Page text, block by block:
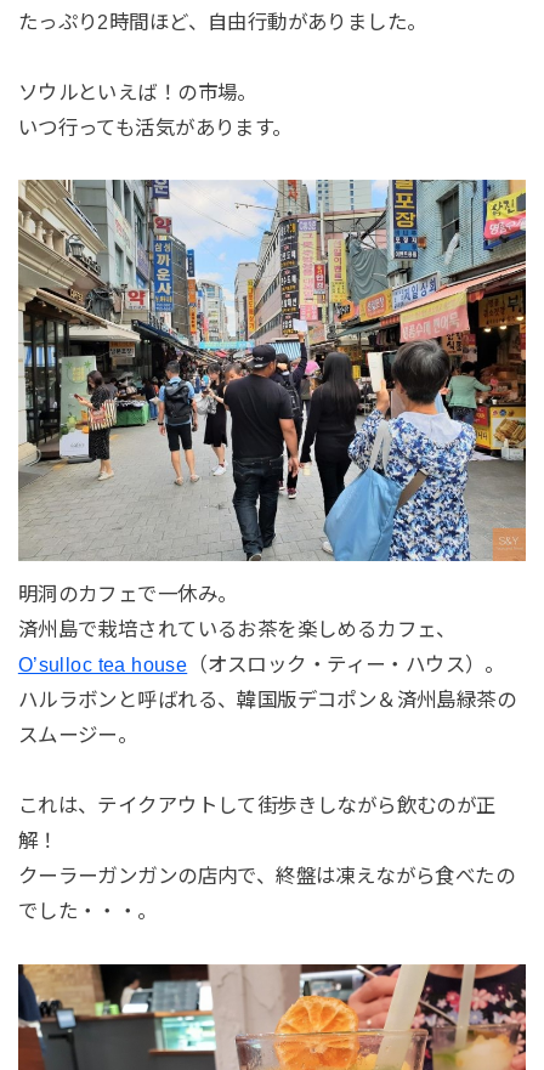
たっぷり2時間ほど、自由行動がありました。
ソウルといえば！の市場。
いつ行っても活気があります。
明洞のカフェで一休み。
済州島で栽培されているお茶を楽しめるカフェ、
O’sulloc tea house （オスロック・ティー・ハウス）。
ハルラボンと呼ばれる、韓国版デコポン＆済州島緑茶の
スムージー。
これは、テイクアウトして街歩きしながら飲むのが正
解！
クーラーガンガンの店内で、終盤は凍えながら食べたの
でした・・・。